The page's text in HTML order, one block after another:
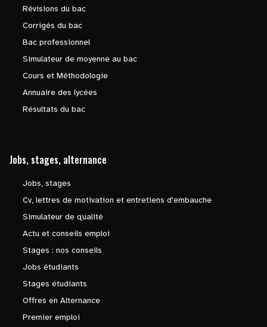
Révisions du bac
Corrigés du bac
Bac professionnel
Simulateur de moyenne au bac
Cours et Méthodologie
Annuaire des lycées
Résultats du bac
Jobs, stages, alternance
Jobs, stages
Cv, lettres de motivation et entretiens d'embauche
Simulateur de qualité
Actu et conseils emploi
Stages : nos conseils
Jobs étudiants
Stages étudiants
Offres en Alternance
Premier emploi